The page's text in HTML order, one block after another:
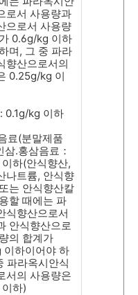
로서 사용량과
으로서 사용량
0.6g/kg 이하
며, 그 중 파라
향산으로서의
0.25g/kg 이
: 0.1g/kg 이하
료(분말제품
삼.홍삼음료：
이하(안식향산,
나트륨, 안식향
는 안식향산칼
할 때에는 파
식향산으로서
안식향산으로
의 합계가
이하이어야 하
파라옥시안식
서의 사용량은
이하)